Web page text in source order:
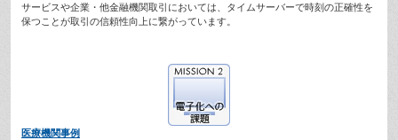
サービスや企業・他金融機関取引においては、タイムサーバーで時刻の正確性を
保つことが取引の信頼性向上に繋がっています。
医療機関事例